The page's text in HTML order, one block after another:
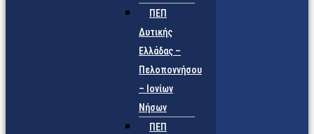
ΠΕΠ
Δυτικής
Ελλάδας –
Πελοποννήσου
– Ιονίων
Νήσων
ΠΕΠ